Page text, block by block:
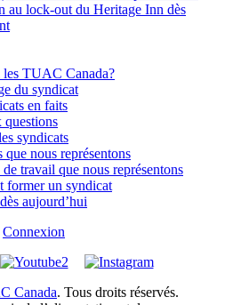
au lock-out du Heritage Inn dès
les TUAC Canada?
du syndicat
en faits
questions
syndicats
que nous représentons
travail que nous représentons
former un syndicat
aujourd’hui
Connexion
Canada. Tous droits réservés.